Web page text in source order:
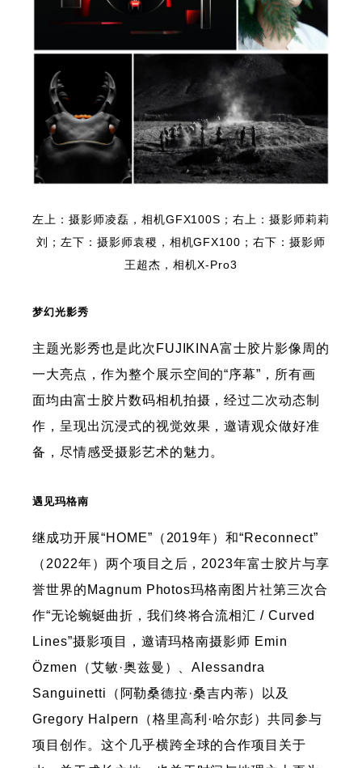
左上：摄影师凌磊，相机GFX100S；右上：摄影师莉莉
刘；左下：摄影师袁稷，相机GFX100；右下：摄影师
王超杰，相机X-Pro3
梦幻光影秀
主题光影秀也是此次FUJIKINA富士胶片影像周的
一大亮点，作为整个展示空间的“序幕”，所有画
面均由富士胶片数码相机拍摄，经过二次动态制
作，呈现出沉浸式的视觉效果，邀请观众做好准
备，尽情感受摄影艺术的魅力。
遇见玛格南
继成功开展“HOME”（2019年）和“Reconnect”
（2022年）两个项目之后，2023年富士胶片与享
誉世界的Magnum Photos玛格南图片社第三次合
作“无论蜿蜒曲折，我们终将合流相汇 / Curved
Lines”摄影项目，邀请玛格南摄影师 Emin
Özmen（艾敏·奥兹曼）、Alessandra
Sanguinetti（阿勒桑德拉·桑吉内蒂）以及
Gregory Halpern（格里高利·哈尔彭）共同参与
项目创作。这个几乎横跨全球的合作项目关于